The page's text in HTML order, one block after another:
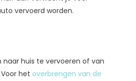
vervoerd worden.
huis te vervoeren of van
het overbrengen van de